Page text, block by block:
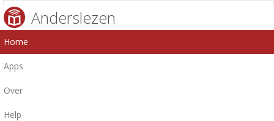
Anderslezen
Home
Apps
Over
Help